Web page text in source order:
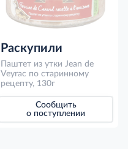
Раскупили
Паштет из утки Jean de
Veyrac по старинному
рецепту, 130г
Сообщить
о поступлении